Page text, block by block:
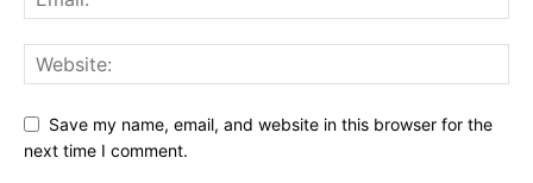
Save my name, email, and website in this browser for the
next time I comment.